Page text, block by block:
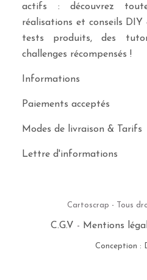
actifs : découvrez
réalisations et conseils DIY
tests produits, des
challenges récompensés !
Informations
Paiements acceptés
Modes de livraison & Tarifs
Lettre d'informations
Cartoscrap - Tous
C.G.V - Mentions
Conception :